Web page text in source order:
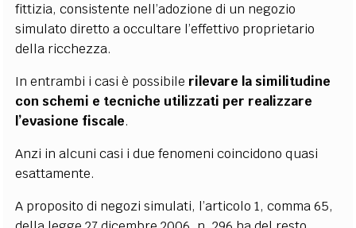
fittizia, consistente nell’adozione di un negozio
simulato diretto a occultare l’effettivo proprietario
della ricchezza.
In entrambi i casi è possibile rilevare la similitudine
con schemi e tecniche utilizzati per realizzare
l’evasione fiscale.
Anzi in alcuni casi i due fenomeni coincidono quasi
esattamente.
A proposito di negozi simulati, l’articolo 1, comma 65,